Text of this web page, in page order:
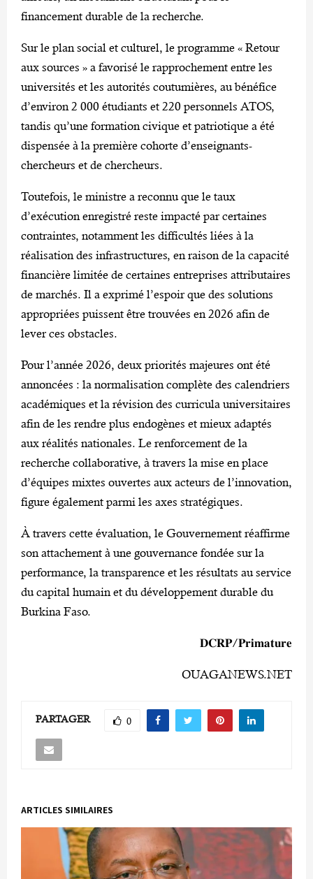
financement durable de la recherche.
‎Sur le plan social et culturel, le programme « Retour
aux sources » a favorisé le rapprochement entre les
universités et les autorités coutumières, au bénéfice
d’environ 2 000 étudiants et 220 personnels ATOS,
tandis qu’une formation civique et patriotique a été
dispensée à la première cohorte d’enseignants-
chercheurs et de chercheurs.
‎Toutefois, le ministre a reconnu que le taux
d’exécution enregistré reste impacté par certaines
contraintes, notamment les difficultés liées à la
réalisation des infrastructures, en raison de la capacité
financière limitée de certaines entreprises attributaires
de marchés. Il a exprimé l’espoir que des solutions
appropriées puissent être trouvées en 2026 afin de
lever ces obstacles.
‎Pour l’année 2026, deux priorités majeures ont été
annoncées : la normalisation complète des calendriers
académiques et la révision des curricula universitaires
afin de les rendre plus endogènes et mieux adaptés
aux réalités nationales. Le renforcement de la
recherche collaborative, à travers la mise en place
d’équipes mixtes ouvertes aux acteurs de l’innovation,
figure également parmi les axes stratégiques.
‎À travers cette évaluation, le Gouvernement réaffirme
son attachement à une gouvernance fondée sur la
performance, la transparence et les résultats au service
du capital humain et du développement durable du
Burkina Faso.
‎‎𝐃𝐂𝐑𝐏/𝐏𝐫𝐢𝐦𝐚𝐭𝐮𝐫𝐞
OUAGANEWS.NET
PARTAGER 0
ARTICLES SIMILAIRES